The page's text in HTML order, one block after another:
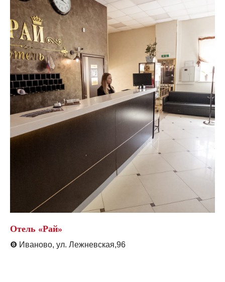
Отель «Рай»
❽ Иваново, ул. Лежневская,96